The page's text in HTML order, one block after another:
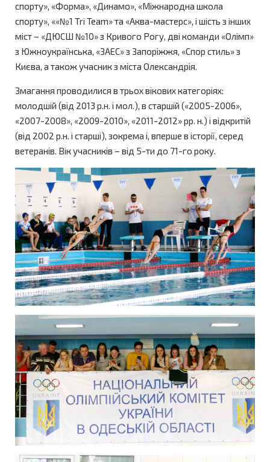
спорту», «Форма», «Динамо», «Міжнародна школа
спорту», ««№1 Tri Team» та «Аква-мастерс», і шість з інших
міст – «ДЮСШ №10» з Кривого Рогу, дві команди «Олімп»
з Южноукраїнська, «ЗАЕС» з Запоріжжя, «Спор стиль» з
Києва, а також учасник з міста Олександрія.
Змагання проводилися в трьох вікових категоріях:
молодшій (від 2013 р.н. і мол.), в старшій («2005-2006»,
«2007-2008», «2009-2010», «2011-2012» рр. н.) і відкритій
(від 2002 р.н. і старші), зокрема і, вперше в історії, серед
ветеранів. Вік учасників – від 5-ти до 71-го року.